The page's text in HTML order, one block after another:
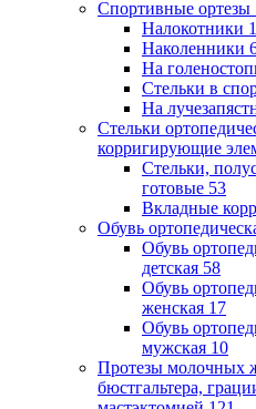
Спортивные ортезы
Налокотники 1
Наколенники
На
Стельки в
На
Стельки
корригирующие
Стельки,
готовые 53
Вкладные
Обувь
Обувь
детская 58
Обувь
женская 17
Обувь
мужская 10
Протезы молочных
бюстгальтера,